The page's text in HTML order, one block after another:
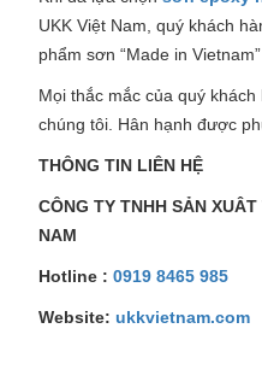
UKK Việt Nam, quý khách
phẩm sơn “Made in Vietnam”
Mọi thắc mắc của quý
chúng tôi. Hân hạnh được
THÔNG TIN LIÊN HỆ
CÔNG TY TNHH SẢN
NAM
Hotline : 0919 8465 985
Website: ukkvietnam.com